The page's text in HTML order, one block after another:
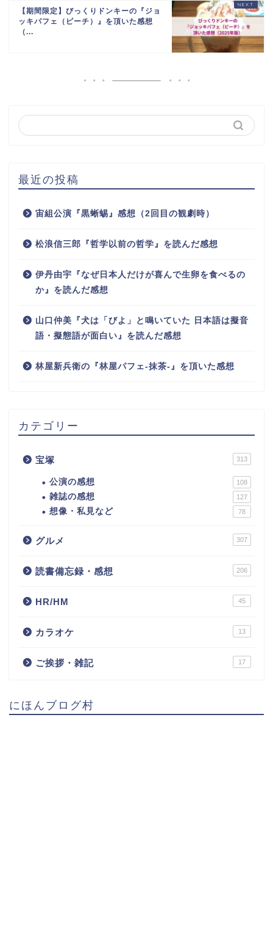
【期間限定】びっくりドンキーの『ジョ
ッキパフェ（ピーチ）』を頂いた感想
（...
最近の投稿
宙組公演『黒蜥蜴』感想（2回目の観劇時）
松浪信三郎『哲学以前の哲学』を読んだ感想
伊丹由宇『なぜ日本人だけが喜んで生卵を食べるの
か』を読んだ感想
山口仲美『犬は「びよ」と鳴いていた 日本語は擬音
語・擬態語が面白い』を読んだ感想
林屋新兵衛の『林屋パフェ-抹茶-』を頂いた感想
カテゴリー
宝塚 313
公演の感想 108
雑誌の感想 127
想像・私見など 78
グルメ 307
読書備忘録・感想 206
HR/HM 45
カラオケ 13
ご挨拶・雑記 17
にほんブログ村